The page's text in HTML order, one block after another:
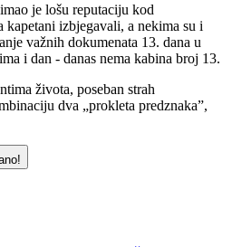
je lošu reputaciju kod
kapetani izbjegavali, a nekima su i
važnih dokumenata 13. dana u
i dan - danas nema kabina broj 13.
života, poseban strah
dva „prokleta predznaka”,